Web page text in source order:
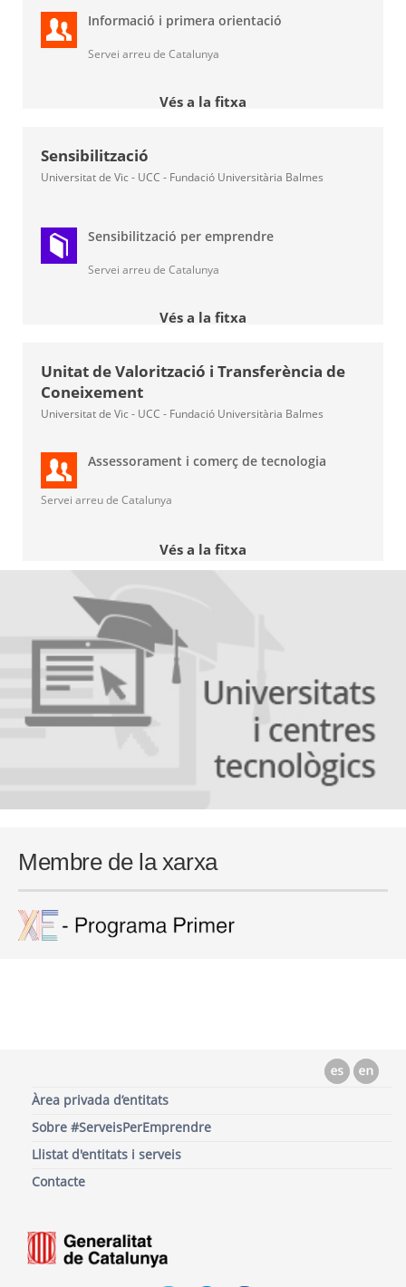
Informació i primera orientació
Servei arreu de Catalunya
Vés a la fitxa
Sensibilització
Universitat de Vic - UCC - Fundació Universitària Balmes
Sensibilització per emprendre
Servei arreu de Catalunya
Vés a la fitxa
Unitat de Valorització i Transferència de
Coneixement
Universitat de Vic - UCC - Fundació Universitària Balmes
Assessorament i comerç de tecnologia
Servei arreu de Catalunya
Vés a la fitxa
Membre de la xarxa
Àrea privada d’entitats
Sobre #ServeisPerEmprendre
Llistat d'entitats i serveis
Contacte